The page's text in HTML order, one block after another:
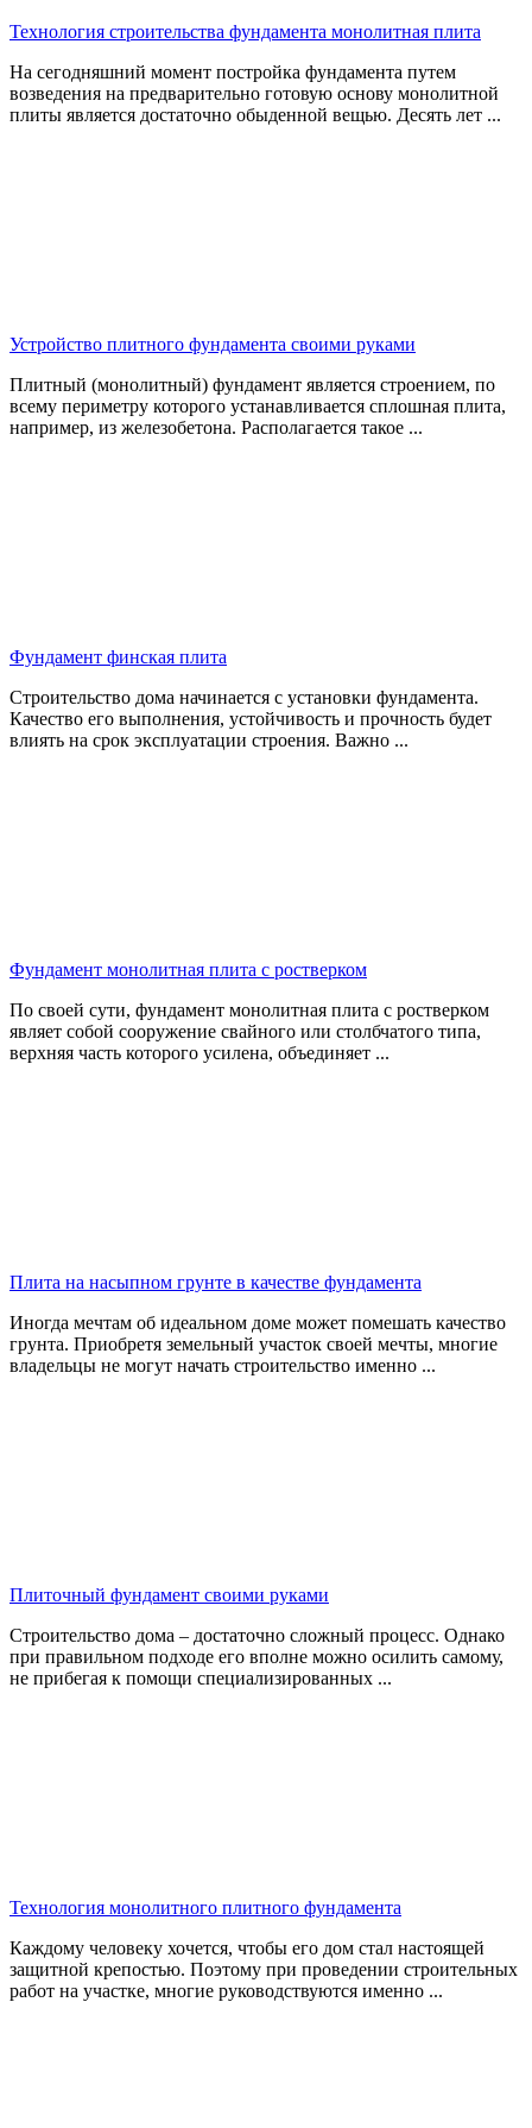
Технология строительства фундамента монолитная плита
На сегодняшний момент постройка фундамента путем
возведения на предварительно готовую основу монолитной
плиты является достаточно обыденной вещью. Десять лет ...
Устройство плитного фундамента своими руками
Плитный (монолитный) фундамент является строением, по
всему периметру которого устанавливается сплошная плита,
например, из железобетона. Располагается такое ...
Фундамент финская плита
Строительство дома начинается с установки фундамента.
Качество его выполнения, устойчивость и прочность будет
влиять на срок эксплуатации строения. Важно ...
Фундамент монолитная плита с ростверком
По своей сути, фундамент монолитная плита с ростверком
являет собой сооружение свайного или столбчатого типа,
верхняя часть которого усилена, объединяет ...
Плита на насыпном грунте в качестве фундамента
Иногда мечтам об идеальном доме может помешать качество
грунта. Приобретя земельный участок своей мечты, многие
владельцы не могут начать строительство именно ...
Плиточный фундамент своими руками
Строительство дома – достаточно сложный процесс. Однако
при правильном подходе его вполне можно осилить самому,
не прибегая к помощи специализированных ...
Технология монолитного плитного фундамента
Каждому человеку хочется, чтобы его дом стал настоящей
защитной крепостью. Поэтому при проведении строительных
работ на участке, многие руководствуются именно ...